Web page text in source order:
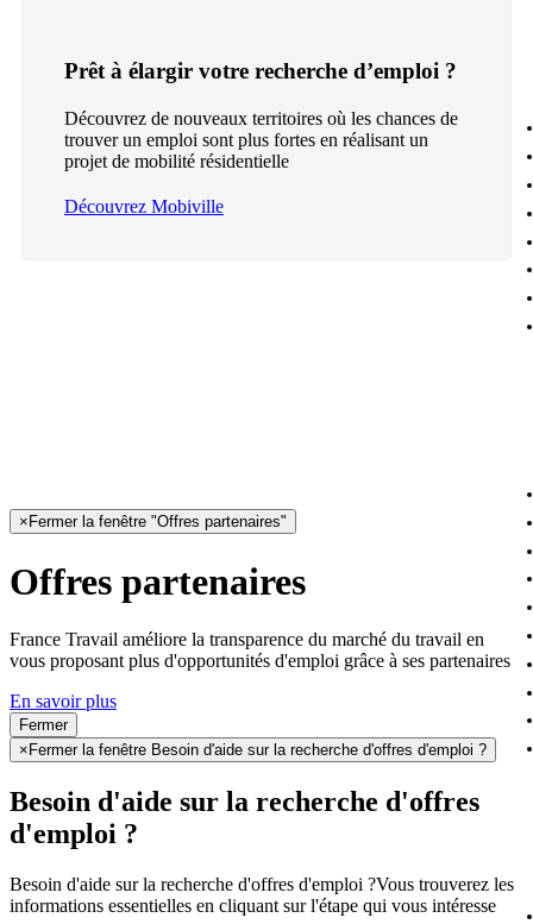
Prêt à élargir votre recherche d’emploi ?
Découvrez de nouveaux territoires où les chances de
trouver un emploi sont plus fortes en réalisant un
projet de mobilité résidentielle
Découvrez Mobiville
× Fermer la fenêtre "Offres partenaires"
Offres partenaires
France Travail améliore la transparence du marché du travail en
vous proposant plus d'opportunités d'emploi grâce à ses partenaires
En savoir plus
Fermer
× Fermer la fenêtre Besoin d'aide sur la recherche d'offres d'emploi ?
Besoin d'aide sur la recherche d'offres
d'emploi ?
Besoin d'aide sur la recherche d'offres d'emploi ?Vous trouverez les
informations essentielles en cliquant sur l'étape qui vous intéresse